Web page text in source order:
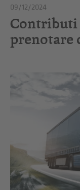
09/12/2024
Contributi
prenotare